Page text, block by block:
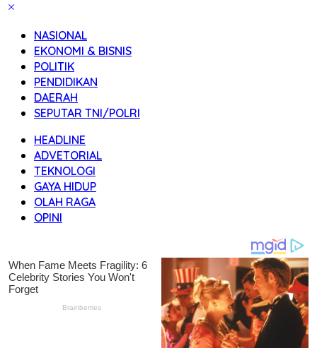
NASIONAL
EKONOMI & BISNIS
POLITIK
PENDIDIKAN
DAERAH
SEPUTAR TNI/POLRI
HEADLINE
ADVETORIAL
TEKNOLOGI
GAYA HIDUP
OLAH RAGA
OPINI